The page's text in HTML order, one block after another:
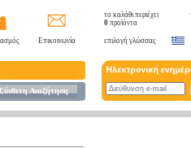
Επικοινωνία
Αναζήτηση
το καλάθι περιέχει
0 προϊόντα
επιλογή γλώσσας